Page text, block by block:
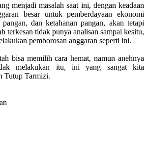
menjadi masalah saat ini, dengan keadaan
besar untuk pemberdayaan ekonomi
pangan, dan ketahanan pangan, akan tetapi
terkesan tidak punya analisan sampai kesitu,
pemborosan anggaran seperti ini.
bisa memilih cara hemat, namun anehnya
melakukan itu, ini yang sangat kita
Tutup Tarmizi.